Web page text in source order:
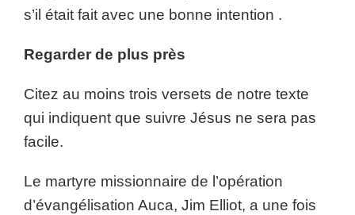
s’il était fait avec une bonne intention .
Regarder de plus près
Citez au moins trois versets de notre texte
qui indiquent que suivre Jésus ne sera pas
facile.
Le martyre missionnaire de l’opération
d’évangélisation Auca, Jim Elliot, a une fois